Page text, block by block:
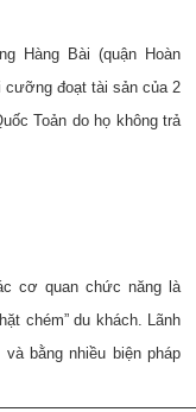
Hàng Bài (quận Hoàn
cưỡng đoạt tài sản của 2
Toản do họ không trả
cơ quan chức năng là
chém” du khách. Lãnh
bằng nhiều biện pháp